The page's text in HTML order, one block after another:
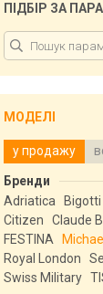
ПІДБІР ЗА
МОДЕЛІ
у продажу
Бренди
Adriatica
Bigotti
Citizen
Claude
FESTINA
Royal London
Swiss Military